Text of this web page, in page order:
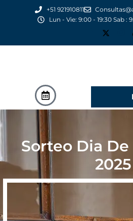
+51 921910811
Lun - Vie: 9:00 - 19:30 Sab :
Sorteo Dia
2025